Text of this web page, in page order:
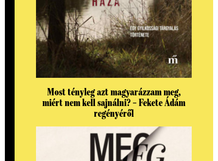
Most tényleg azt magyarázzam meg,
miért nem kell sajnálni? – Fekete Ádám
regényéről